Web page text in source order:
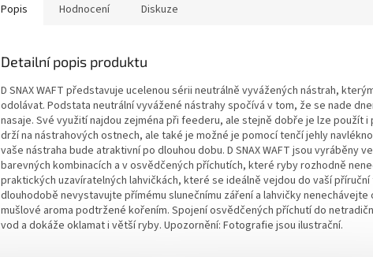
Popis Hodnocení Diskuze
Detailní popis produktu
D SNAX WAFT představuje ucelenou sérii neutrálně vyvážených nástrah,
odolávat. Podstata neutrální vyvážené nástrahy spočívá v tom, že se nade
nasaje. Své využití najdou zejména při feederu, ale stejně dobře je lze použít
drží na nástrahových ostnech, ale také je možné je pomocí tenčí jehly
vaše nástraha bude atraktivní po dlouhou dobu. D SNAX WAFT jsou vyráběny
barevných kombinacích a v osvědčených příchutích, které ryby rozhodně
praktických uzavíratelných lahvičkách, které se ideálně vejdou do vaší
dlouhodobě nevystavujte přímému slunečnímu záření a lahvičky
mušlové aroma podtržené kořením. Spojení osvědčených příchutí do
vod a dokáže oklamat i větší ryby. Upozornění: Fotografie jsou ilustrační.